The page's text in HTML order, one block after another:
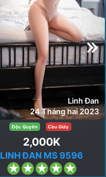
Linh Đan
24 Tháng hai 2023
Độc Quyền Cầu Giấy
2,000K
LINH ĐAN MS 9596
5